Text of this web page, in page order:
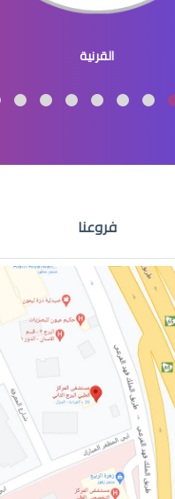
ثقوب الشبكية في العين
انحراف الشبكية في العين
تمزق الشبكية في العين
القرنية
فروعنا